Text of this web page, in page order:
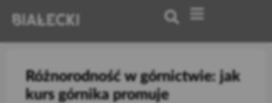
Różnorodność w górnictwie: jak
kurs górnika promuje